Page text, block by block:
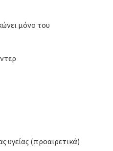
μόνο του
υγείας (προαιρετικά)